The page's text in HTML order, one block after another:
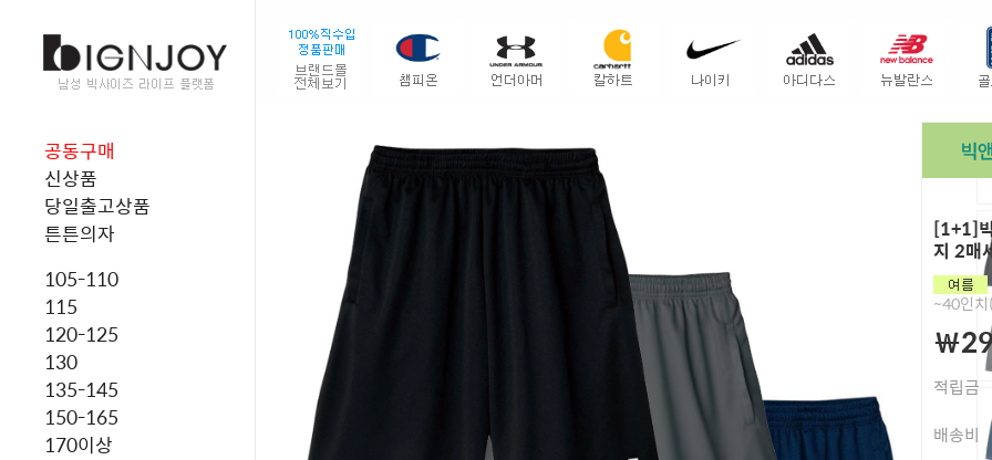
공동구매
신상품
당일출고상품
튼튼의자
105-110
115
120-125
130
135-145
150-165
170이상
[1+1]
지 2매
~40인
￦
적립금
배송비